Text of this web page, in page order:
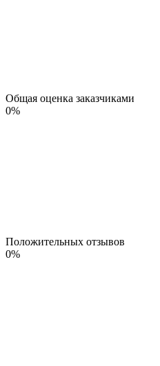
Общая оценка заказчиками
0%
Положительных отзывов
0%